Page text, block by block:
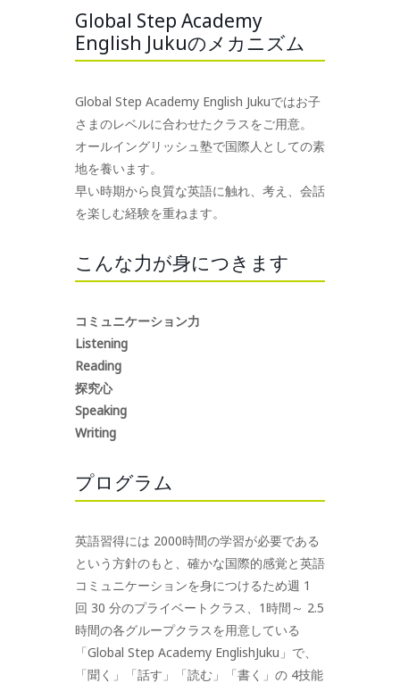
Global Step Academy
English Jukuのメカニズム
Global Step Academy English Jukuではお子
さまのレベルに合わせたクラスをご用意。
オールイングリッシュ塾で国際人としての素
地を養います。
早い時期から良質な英語に触れ、考え、会話
を楽しむ経験を重ねます。
こんな力が身につきます
コミュニケーション力
Listening
Reading
探究心
Speaking
Writing
プログラム
英語習得には 2000時間の学習が必要である
という方針のもと、確かな国際的感覚と英語
コミュニケーションを身につけるため週 1
回 30 分のプライベートクラス、1時間～ 2.5
時間の各グループクラスを用意している
「Global Step Academy EnglishJuku」で、
「聞く」「話す」「読む」「書く」の 4技能